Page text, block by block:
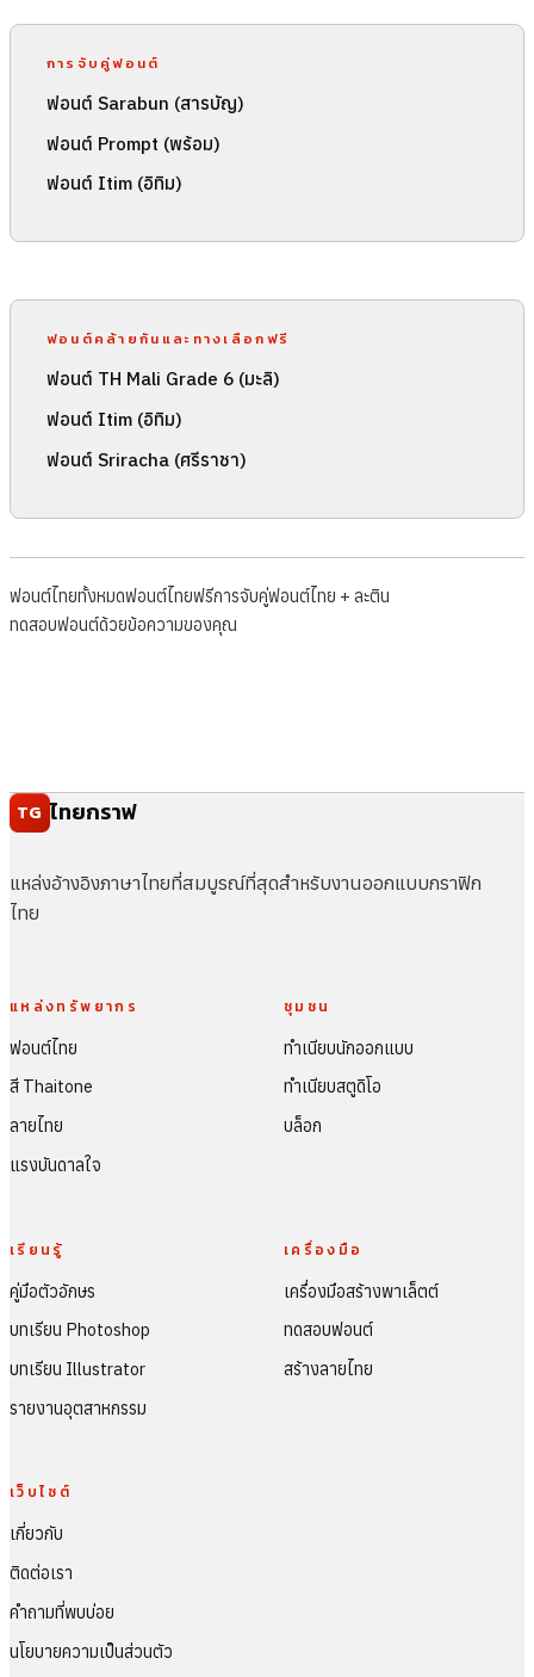
การจับคู่ฟอนต์
ฟอนต์ Sarabun (สารบัญ)
ฟอนต์ Prompt (พร้อม)
ฟอนต์ Itim (อิทิม)
ฟอนต์คล้ายกันและทางเลือกฟรี
ฟอนต์ TH Mali Grade 6 (มะลิ)
ฟอนต์ Itim (อิทิม)
ฟอนต์ Sriracha (ศรีราชา)
ฟอนต์ไทยทั้งหมดฟอนต์ไทยฟรีการจับคู่ฟอนต์ไทย + ละติน
ทดสอบฟอนต์ด้วยข้อความของคุณ
TG ไทยกราฟ
แหล่งอ้างอิงภาษาไทยที่สมบูรณ์ที่สุดสำหรับงานออกแบบกราฟิก
ไทย
แหล่งทรัพยากร
ฟอนต์ไทย
สี Thaitone
ลายไทย
แรงบันดาลใจ
ชุมชน
ทำเนียบนักออกแบบ
ทำเนียบสตูดิโอ
บล็อก
เรียนรู้
คู่มือตัวอักษร
บทเรียน Photoshop
บทเรียน Illustrator
รายงานอุตสาหกรรม
เครื่องมือ
เครื่องมือสร้างพาเล็ตต์
ทดสอบฟอนต์
สร้างลายไทย
เว็บไซต์
เกี่ยวกับ
ติดต่อเรา
คำถามที่พบบ่อย
นโยบายความเป็นส่วนตัว